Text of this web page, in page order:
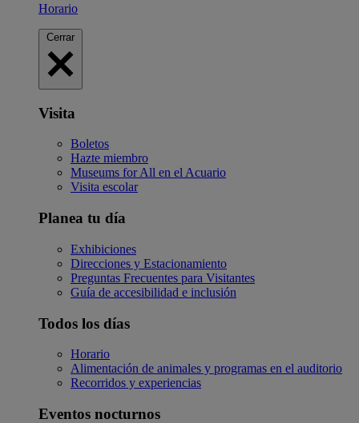
Horario
Cerrar
Visita
Boletos
Hazte miembro
Museums for All en el Acuario
Visita escolar
Planea tu día
Exhibiciones
Direcciones y Estacionamiento
Preguntas Frecuentes para Visitantes
Guía de accesibilidad e inclusión
Todos los días
Horario
Alimentación de animales y programas en el auditorio
Recorridos y experiencias
Eventos nocturnos